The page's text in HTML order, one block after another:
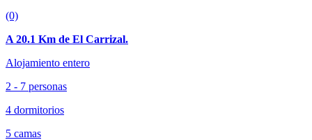
(0)
A 20.1 Km de El Carrizal.
Alojamiento entero
2 - 7 personas
4 dormitorios
5 camas